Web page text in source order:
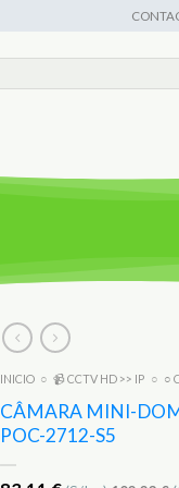
INICIO ○ 📹 CCTV HD >> IP ○ ○
CÂMARA MINI-
POC-2712-S5